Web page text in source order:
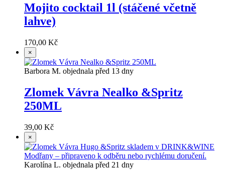
Mojito cocktail 1l (stáčené včetně
lahve)
170,00 Kč
×
Barbora M. objednala před 13 dny
Zlomek Vávra Nealko &Spritz
250ML
39,00 Kč
×
Karolína L. objednala před 21 dny